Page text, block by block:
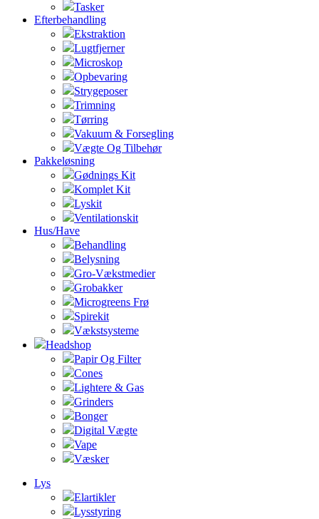
Tasker
Efterbehandling
Ekstraktion
Lugtfjerner
Microskop
Opbevaring
Strygeposer
Trimning
Tørring
Vakuum & Forsegling
Vægte Og Tilbehør
Pakkeløsning
Gødnings Kit
Komplet Kit
Lyskit
Ventilationskit
Hus/Have
Behandling
Belysning
Gro-Vækstmedier
Grobakker
Microgreens Frø
Spirekit
Vækstsysteme
Headshop
Papir Og Filter
Cones
Lightere & Gas
Grinders
Bonger
Digital Vægte
Vape
Væsker
Lys
Elartikler
Lysstyring